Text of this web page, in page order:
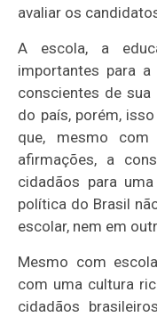
avaliar os
A escola, a
importantes para
conscientes de
do país, porém,
que, mesmo com
afirmações, a
cidadãos para
política do Brasil
escolar, nem em
Mesmo com
com uma cultura
cidadãos